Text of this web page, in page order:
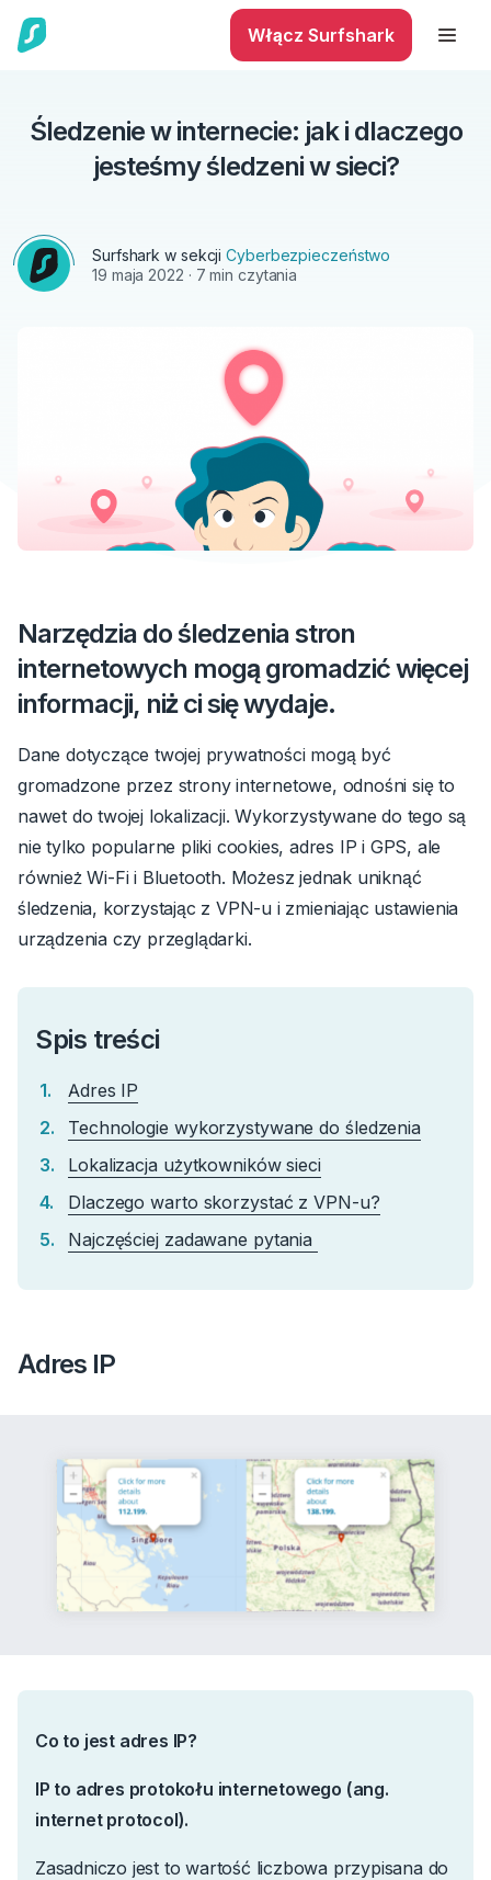
Włącz Surfshark
Śledzenie w internecie: jak i dlaczego
jesteśmy śledzeni w sieci?
Surfshark w sekcjiCyberbezpieczeństwo
19 maja 2022 · 7 min czytania
Narzędzia do śledzenia stron
internetowych mogą gromadzić więcej
informacji, niż ci się wydaje.
Dane dotyczące twojej prywatności mogą być
gromadzone przez strony internetowe, odnośni się to
nawet do twojej lokalizacji. Wykorzystywane do tego są
nie tylko popularne pliki cookies, adres IP i GPS, ale
również Wi-Fi i Bluetooth. Możesz jednak uniknąć
śledzenia, korzystając z VPN-u i zmieniając ustawienia
urządzenia czy przeglądarki.
Spis treści
Adres IP
Technologie wykorzystywane do śledzenia
Lokalizacja użytkowników sieci
Dlaczego warto skorzystać z VPN-u?
Najczęściej zadawane pytania
Adres IP
Co to jest adres IP?
IP to adres protokołu internetowego (ang.
internet protocol).
Zasadniczo jest to wartość liczbowa przypisana do